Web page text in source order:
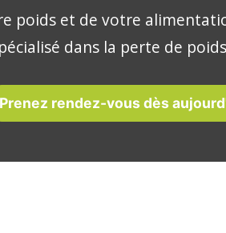
poids et de votre
dans la perte de
Prenez rendez-vous dès